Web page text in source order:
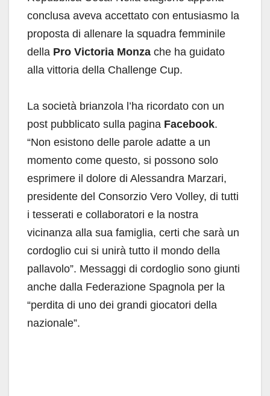
conclusa aveva accettato con entusiasmo la
proposta di allenare la squadra femminile
della Pro Victoria Monza che ha guidato
alla vittoria della Challenge Cup.
La società brianzola l’ha ricordato con un
post pubblicato sulla pagina Facebook.
“Non esistono delle parole adatte a un
momento come questo, si possono solo
esprimere il dolore di Alessandra Marzari,
presidente del Consorzio Vero Volley, di tutti
i tesserati e collaboratori e la nostra
vicinanza alla sua famiglia, certi che sarà un
cordoglio cui si unirà tutto il mondo della
pallavolo”. Messaggi di cordoglio sono giunti
anche dalla Federazione Spagnola per la
“perdita di uno dei grandi giocatori della
nazionale”.